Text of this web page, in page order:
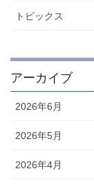
トピックス
アーカイブ
2026年6月
2026年5月
2026年4月